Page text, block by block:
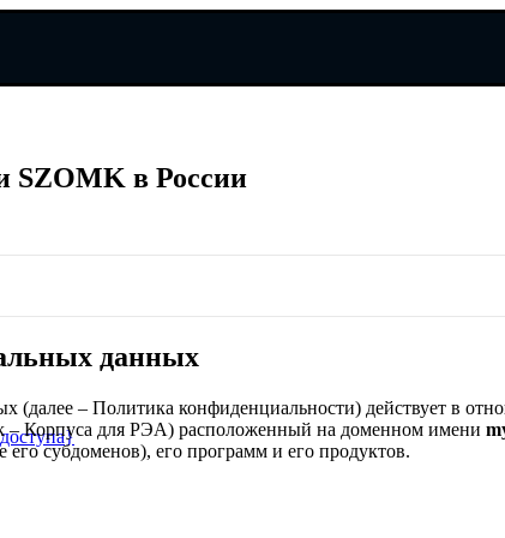
SZOMK в России
в России
данных
(далее – Политика конфиденциальности) действует в
– Корпуса для РЭА) расположенный на доменном имени
его субдоменов), его программ и его продуктов.